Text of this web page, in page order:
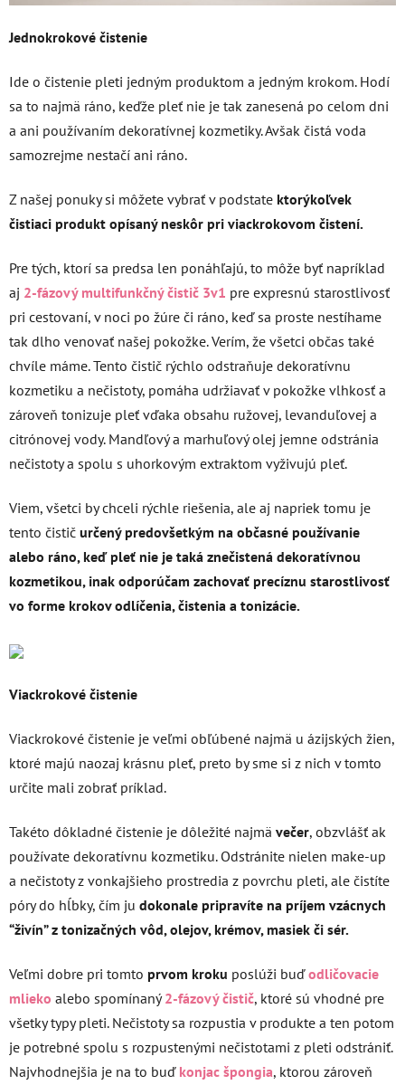
Jednokrokové čistenie
Ide o čistenie pleti jedným produktom a jedným krokom. Hodí
sa to najmä ráno, keďže pleť nie je tak zanesená po celom dni
a ani používaním dekoratívnej kozmetiky. Avšak čistá voda
samozrejme nestačí ani ráno.
Z našej ponuky si môžete vybrať v podstate ktorýkoľvek
čistiaci produkt opísaný neskôr pri viackrokovom čistení.
Pre tých, ktorí sa predsa len ponáhľajú, to môže byť napríklad
aj 2-fázový multifunkčný čistič 3v1 pre expresnú starostlivosť
pri cestovaní, v noci po žúre či ráno, keď sa proste nestíhame
tak dlho venovať našej pokožke. Verím, že všetci občas také
chvíle máme. Tento čistič rýchlo odstraňuje dekoratívnu
kozmetiku a nečistoty, pomáha udržiavať v pokožke vlhkosť a
zároveň tonizuje pleť vďaka obsahu ružovej, levanduľovej a
citrónovej vody. Mandľový a marhuľový olej jemne odstránia
nečistoty a spolu s uhorkovým extraktom vyživujú pleť.
Viem, všetci by chceli rýchle riešenia, ale aj napriek tomu je
tento čistič určený predovšetkým na občasné používanie
alebo ráno, keď pleť nie je taká znečistená dekoratívnou
kozmetikou, inak odporúčam zachovať precíznu starostlivosť
vo forme krokov odlíčenia, čistenia a tonizácie.
Viackrokové čistenie
Viackrokové čistenie je veľmi obľúbené najmä u ázijských žien,
ktoré majú naozaj krásnu pleť, preto by sme si z nich v tomto
určite mali zobrať príklad.
Takéto dôkladné čistenie je dôležité najmä večer, obzvlášť ak
používate dekoratívnu kozmetiku. Odstránite nielen make-up
a nečistoty z vonkajšieho prostredia z povrchu pleti, ale čistíte
póry do hĺbky, čím ju dokonale pripravíte na príjem vzácnych
“živín” z tonizačných vôd, olejov, krémov, masiek či sér.
Veľmi dobre pri tomto prvom kroku poslúži buď odličovacie
mlieko alebo spomínaný 2-fázový čistič, ktoré sú vhodné pre
všetky typy pleti. Nečistoty sa rozpustia v produkte a ten potom
je potrebné spolu s rozpustenými nečistotami z pleti odstrániť.
Najvhodnejšia je na to buď konjac špongia, ktorou zároveň